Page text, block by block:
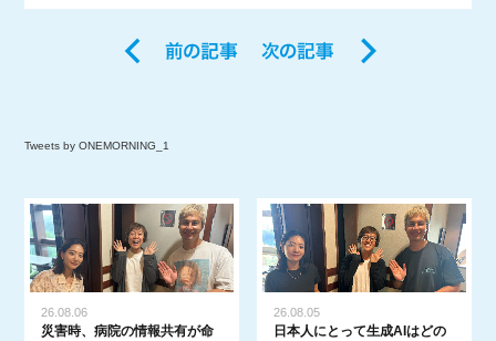
Tweets by ONEMORNING_1
26.08.06
災害時、病院の情報共有が命
26.08.05
日本人にとって生成AIはどの